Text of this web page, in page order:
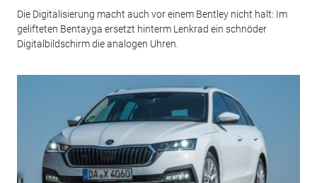
Die Digitalisierung macht auch vor einem Bentley nicht halt: Im
gelifteten Bentayga ersetzt hinterm Lenkrad ein schnöder
Digitalbildschirm die analogen Uhren.